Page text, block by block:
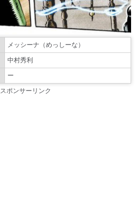
メッシーナ（めっしーな）
中村秀利
ー
スポンサーリンク